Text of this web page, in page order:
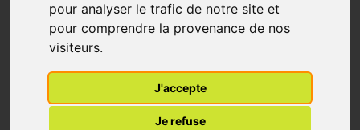
pour analyser le trafic de notre site et
pour comprendre la provenance de nos
visiteurs.
J'accepte
Je refuse